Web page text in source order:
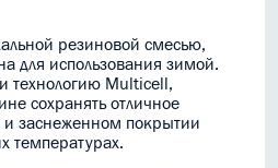
резиновой смесью,
для использования зимой.
технологию Multicell,
сохранять отличное
заснеженном покрытии
температурах.